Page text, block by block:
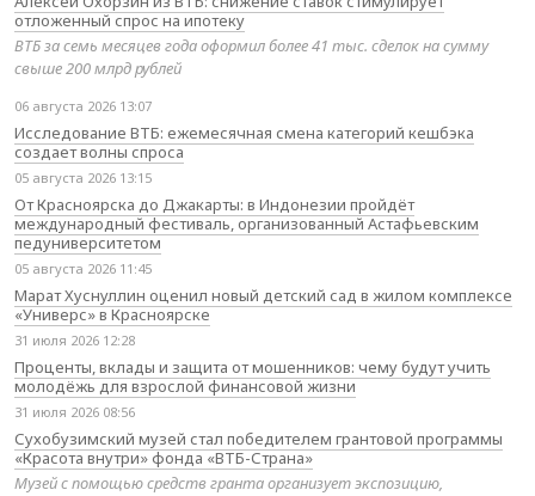
отложенный спрос на ипотеку
ВТБ за семь месяцев года оформил более 41 тыс. сделок на сумму
свыше 200 млрд рублей
06 августа 2026 13:07
Исследование ВТБ: ежемесячная смена категорий кешбэка
создает волны спроса
05 августа 2026 13:15
От Красноярска до Джакарты: в Индонезии пройдёт
международный фестиваль, организованный Астафьевским
педуниверситетом
05 августа 2026 11:45
Марат Хуснуллин оценил новый детский сад в жилом комплексе
«Универс» в Красноярске
31 июля 2026 12:28
Проценты, вклады и защита от мошенников: чему будут учить
молодёжь для взрослой финансовой жизни
31 июля 2026 08:56
Сухобузимский музей стал победителем грантовой программы
«Красота внутри» фонда «ВТБ-Страна»
Музей с помощью средств гранта организует экспозицию,